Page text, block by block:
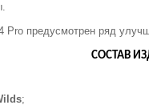
Pro предусмотрен ряд
СОСТАВ
;